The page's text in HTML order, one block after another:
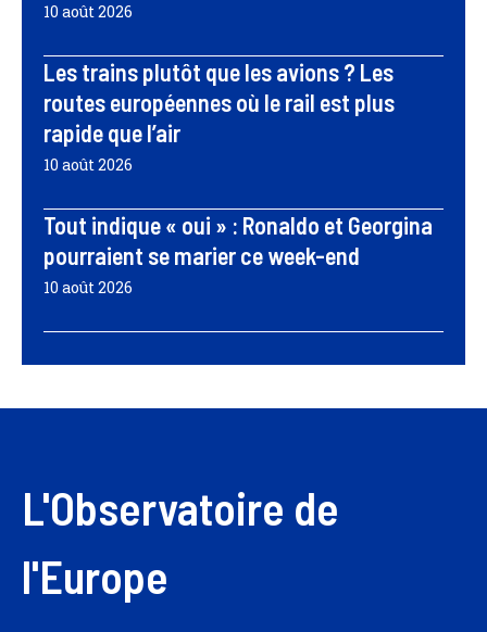
10 août 2026
Les trains plutôt que les avions ? Les
routes européennes où le rail est plus
rapide que l’air
10 août 2026
Tout indique « oui » : Ronaldo et Georgina
pourraient se marier ce week-end
10 août 2026
L'Observatoire de
l'Europe